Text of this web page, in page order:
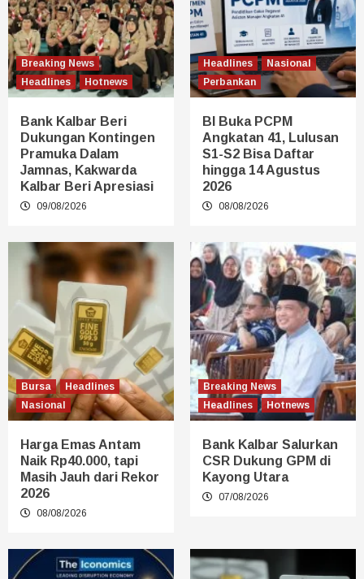
Breaking News
Headlines
Hotnews
Bank Kalbar Beri
Dukungan Kontingen
Pramuka Dalam
Jamnas, Kakwarda
Kalbar Beri Apresiasi
09/08/2026
Headlines
Nasional
Perbankan
BI Buka PCPM
Angkatan 41, Lulusan
S1-S2 Bisa Daftar
hingga 14 Agustus
2026
08/08/2026
Bursa
Headlines
Nasional
Harga Emas Antam
Naik Rp40.000, tapi
Masih Jauh dari Rekor
2026
08/08/2026
Breaking News
Headlines
Hotnews
Bank Kalbar Salurkan
CSR Dukung GPM di
Kayong Utara
07/08/2026